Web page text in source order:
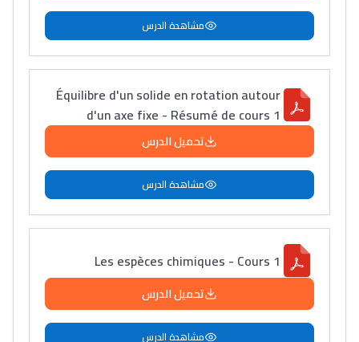
مشاهدة الدرس
Équilibre d'un solide en rotation autour
d'un axe fixe - Résumé de cours 1
تحميل الدرس
مشاهدة الدرس
Les espèces chimiques - Cours 1
تحميل الدرس
مشاهدة الدرس